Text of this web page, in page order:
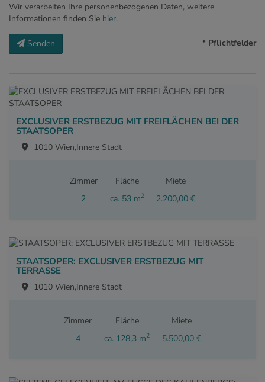
Wir verarbeiten Ihre personenbezogenen Daten, weitere
Informationen finden Sie hier.
Senden * Pflichtfelder
EXCLUSIVER ERSTBEZUG MIT FREIFLÄCHEN BEI DER
STAATSOPER
1010 Wien,Innere Stadt
Zimmer
2
Fläche
ca. 53 m2
Miete
2.200,00 €
STAATSOPER: EXCLUSIVER ERSTBEZUG MIT
TERRASSE
1010 Wien,Innere Stadt
Zimmer
4
Fläche
ca. 128,3 m2
Miete
5.500,00 €